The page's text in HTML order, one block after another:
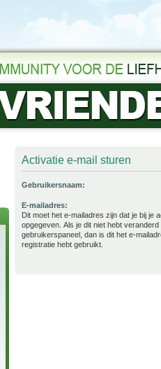
Activatie e-mail sturen
Gebruikersnaam:
E-mailadres:
Dit moet het e-mailadres zijn dat je bij je
opgegeven. Als je dit niet hebt veranderd
gebruikerspaneel, dan is dit het e-
registratie hebt gebruikt.